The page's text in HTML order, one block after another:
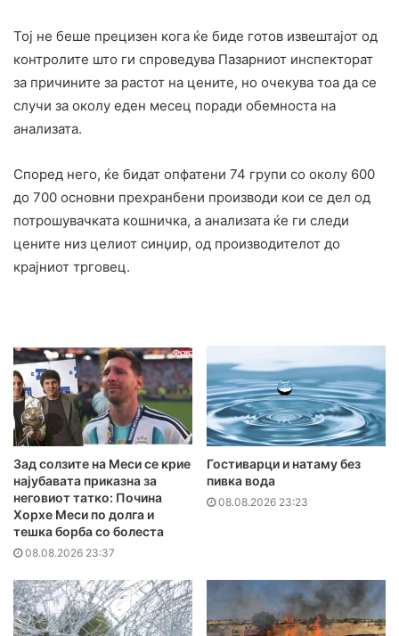
Тој не беше прецизен кога ќе биде готов извештајот од
контролите што ги спроведува Пазарниот инспекторат
за причините за растот на цените, но очекува тоа да се
случи за околу еден месец поради обемноста на
анализата.
Според него, ќе бидат опфатени 74 групи со околу 600
до 700 основни прехранбени производи кои се дел од
потрошувачката кошничка, а анализата ќе ги следи
цените низ целиот синџир, од производителот до
крајниот трговец.
Зад солзите на Меси се крие
најубавата приказна за
неговиот татко: Почина
Хорхе Меси по долга и
тешка борба со болеста
08.08.2026 23:37
Гостиварци и натаму без
пивка вода
08.08.2026 23:23